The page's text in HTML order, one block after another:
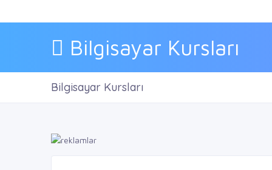
Bilgisayar Kursları
Bilgisayar Kursları